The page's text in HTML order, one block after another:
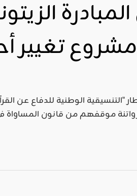
تغيير
"التنسيقية الوطنية للدفاع عن